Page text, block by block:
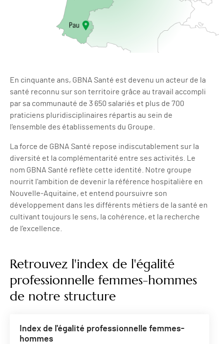
En cinquante ans, GBNA Santé est devenu un acteur de la
santé reconnu sur son territoire grâce au travail accompli
par sa communauté de 3 650 salariés et plus de 700
praticiens pluridisciplinaires répartis au sein de
l'ensemble des établissements du Groupe.
La force de GBNA Santé repose indiscutablement sur la
diversité et la complémentarité entre ses activités. Le
nom GBNA Santé reflète cette identité. Notre groupe
nourrit l'ambition de devenir la référence hospitalière en
Nouvelle‐Aquitaine, et entend poursuivre son
développement dans les différents métiers de la santé en
cultivant toujours le sens, la cohérence, et la recherche
de l’excellence.
Retrouvez l'index de l'égalité
professionnelle femmes-hommes
de notre structure
Index de l'égalité professionnelle femmes-
hommes